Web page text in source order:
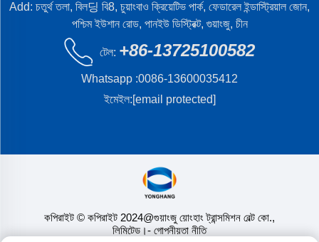
Add: চতুর্থ তলা, বিল딩 বি8, চুয়াংবাও ক্রিয়েটিভ পার্ক, ফেডারেল ইন্ডাস্ট্রিয়াল জোন,
পশ্চিম ইউশান রোড, পানইউ ডিস্ট্রিক্ট, গুয়াংজু, চীন
টেল: +86-13725100582
Whatsapp :0086-13600035412
ইমেইল:[email protected]
কপিরাইট © কপিরাইট 2024@গুয়াংজু য়োংহাং ট্রান্সমিশন বেল্ট কো.,
লিমিটেড।- গোপনীয়তা নীতি